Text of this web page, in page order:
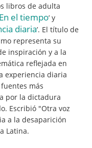
libros de adulta
En el tiempo’ y
diaria’. El título de
representa su
inspiración y a la
reflejada en
experiencia diaria
más
por la dictadura
Escribió "Otra voz
a la desaparición
Latina.